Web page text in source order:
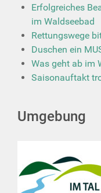
Erfolgreiches
im Waldseebad
Rettungswege
Duschen ein
Was geht ab im
Saisonauftakt
Umgebung